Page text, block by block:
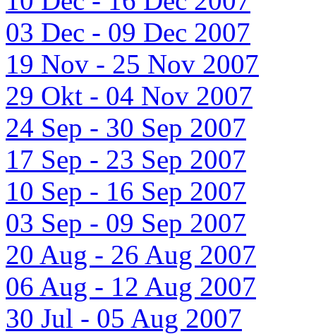
03 Dec - 09 Dec 2007
19 Nov - 25 Nov 2007
29 Okt - 04 Nov 2007
24 Sep - 30 Sep 2007
17 Sep - 23 Sep 2007
10 Sep - 16 Sep 2007
03 Sep - 09 Sep 2007
20 Aug - 26 Aug 2007
06 Aug - 12 Aug 2007
30 Jul - 05 Aug 2007